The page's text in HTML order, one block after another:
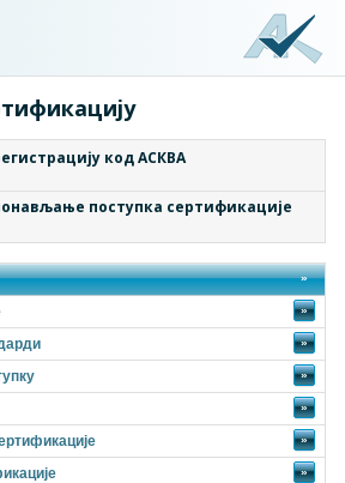
код АСКВА
поступка сертификације
»
»
»
»
»
»